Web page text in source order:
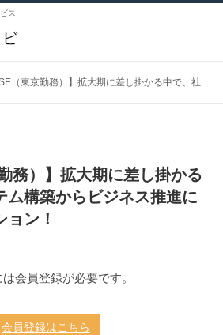
ス
【社内SE（東京勤務）】拡大期に差し掛かる中で、社内システム構築からビジネス推進に繋げる重要ポジション！
務）】拡大期に差し掛かる
ム構築からビジネス推進に
ン！
会員登録が必要です。
会員登録はこちら